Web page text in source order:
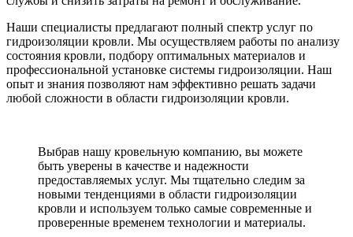
Наши специалисты предлагают полный спектр услуг по
гидроизоляции кровли. Мы осуществляем работы по анализу
состояния кровли, подбору оптимальных материалов и
профессиональной установке системы гидроизоляции. Наш
опыт и знания позволяют нам эффективно решать задачи
любой сложности в области гидроизоляции кровли.
Выбрав нашу кровельную компанию, вы можете
быть уверены в качестве и надежности
предоставляемых услуг. Мы тщательно следим за
новыми тенденциями в области гидроизоляции
кровли и используем только самые современные и
проверенные временем технологии и материалы.